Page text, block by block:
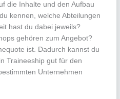
die Inhalte und den Aufbau
kennen, welche Abteilungen
hast du dabei jeweils?
gehören zum Angebot?
ist. Dadurch kannst du
Traineeship gut für den
Unternehmen